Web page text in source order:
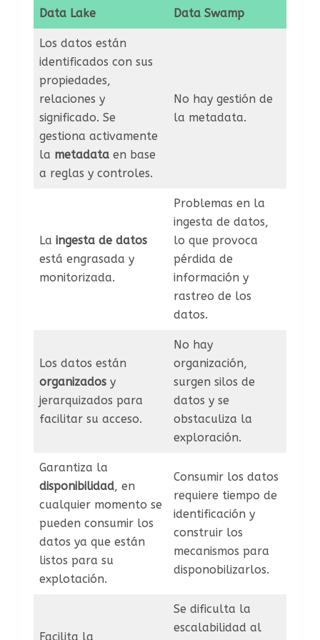
Data Lake Data Swamp
Los datos están
identificados con sus
propiedades,
relaciones y
significado. Se
gestiona activamente
la metadata en base
a reglas y controles.
No hay gestión de
la metadata.
La ingesta de datos
está engrasada y
monitorizada.
Problemas en la
ingesta de datos,
lo que provoca
pérdida de
información y
rastreo de los
datos.
Los datos están
organizados y
jerarquizados para
facilitar su acceso.
No hay
organización,
surgen silos de
datos y se
obstaculiza la
exploración.
Garantiza la
disponibilidad, en
cualquier momento se
pueden consumir los
datos ya que están
listos para su
explotación.
Consumir los datos
requiere tiempo de
identificación y
construir los
mecanismos para
disponobilizarlos.
Facilita la
Se dificulta la
escalabilidad al